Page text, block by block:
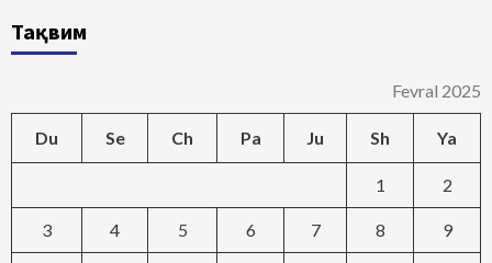
Тақвим
Fevral 2025
Du Se Ch Pa Ju Sh Ya
1 2
3 4 5 6 7 8 9